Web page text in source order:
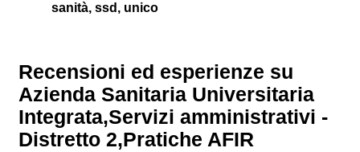
sanità, ssd, unico
Recensioni ed esperienze su
Azienda Sanitaria Universitaria
Integrata,Servizi amministrativi -
Distretto 2,Pratiche AFIR